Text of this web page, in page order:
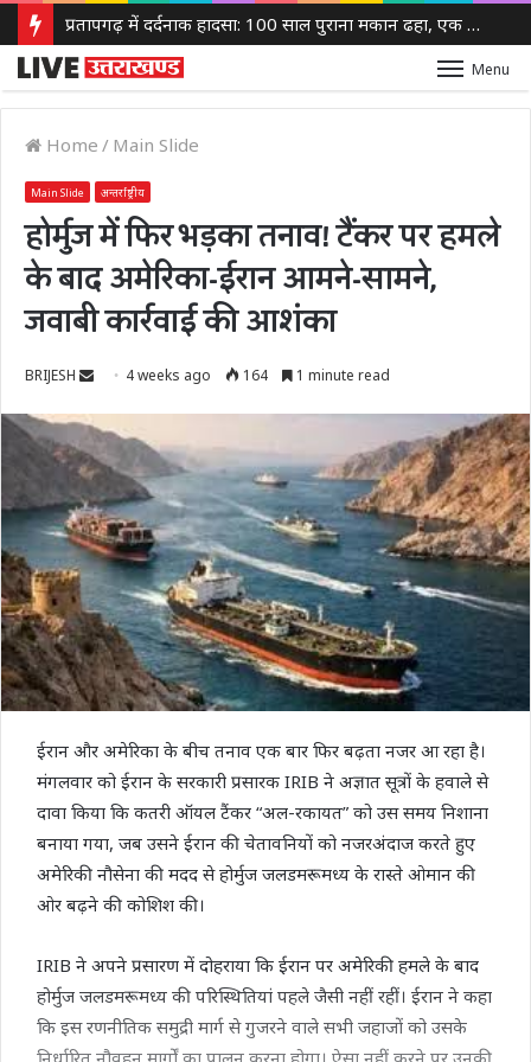
प्रतापगढ़ में दर्दनाक हादसा: 100 साल पुराना मकान ढहा, एक ही परिवार के 6 लोगों की मौत
Menu
Home / Main Slide
Main Slide अन्तर्राष्ट्रीय
होर्मुज में फिर भड़का तनाव! टैंकर पर हमले
के बाद अमेरिका-ईरान आमने-सामने,
जवाबी कार्रवाई की आशंका
BRIJESH
Send
email
4 weeks ago 164 1 minute read
ईरान और अमेरिका के बीच तनाव एक बार फिर बढ़ता नजर आ रहा है।
मंगलवार को ईरान के सरकारी प्रसारक IRIB ने अज्ञात सूत्रों के हवाले से
दावा किया कि कतरी ऑयल टैंकर “अल-रकायत” को उस समय निशाना
बनाया गया, जब उसने ईरान की चेतावनियों को नजरअंदाज करते हुए
अमेरिकी नौसेना की मदद से होर्मुज जलडमरूमध्य के रास्ते ओमान की
ओर बढ़ने की कोशिश की।
IRIB ने अपने प्रसारण में दोहराया कि ईरान पर अमेरिकी हमले के बाद
होर्मुज जलडमरूमध्य की परिस्थितियां पहले जैसी नहीं रहीं। ईरान ने कहा
कि इस रणनीतिक समुद्री मार्ग से गुजरने वाले सभी जहाजों को उसके
निर्धारित नौवहन मार्गों का पालन करना होगा। ऐसा नहीं करने पर उनकी